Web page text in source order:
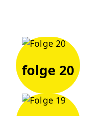
folge 20